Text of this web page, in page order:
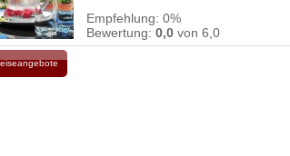
Empfehlung: 0%
Bewertung:0,0 von 6,0